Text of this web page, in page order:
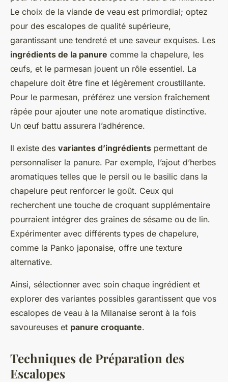
Damien 25 janvier 2025 4 min de lecture
Le choix de la viande de veau est primordial; optez
pour des escalopes de qualité supérieure,
garantissant une tendreté et une saveur exquises. Les
ingrédients de la panure comme la chapelure, les
œufs, et le parmesan jouent un rôle essentiel. La
chapelure doit être fine et légèrement croustillante.
Pour le parmesan, préférez une version fraîchement
râpée pour ajouter une note aromatique distinctive.
Un œuf battu assurera l’adhérence.
Il existe des variantes d’ingrédients permettant de
personnaliser la panure. Par exemple, l’ajout d’herbes
aromatiques telles que le persil ou le basilic dans la
chapelure peut renforcer le goût. Ceux qui
recherchent une touche de croquant supplémentaire
pourraient intégrer des graines de sésame ou de lin.
Expérimenter avec différents types de chapelure,
comme la Panko japonaise, offre une texture
alternative.
Ainsi, sélectionner avec soin chaque ingrédient et
explorer des variantes possibles garantissent que vos
escalopes de veau à la Milanaise seront à la fois
savoureuses et panure croquante.
Techniques de Préparation des
Escalopes